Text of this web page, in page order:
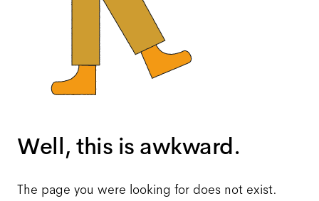
Well, this is awkward.
The page you were looking for does not exist.